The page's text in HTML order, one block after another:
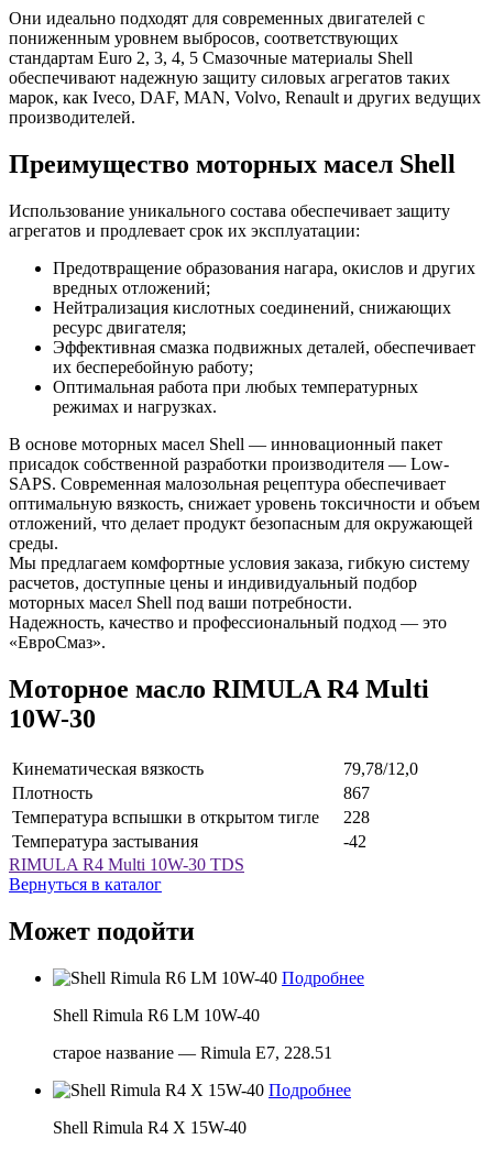
Они идеально подходят для современных двигателей с
пониженным уровнем выбросов, соответствующих
стандартам Euro 2, 3, 4, 5 Смазочные материалы Shell
обеспечивают надежную защиту силовых агрегатов таких
марок, как Iveco, DAF, MAN, Volvo, Renault и других ведущих
производителей.
Преимущество моторных масел Shell
Использование уникального состава обеспечивает защиту
агрегатов и продлевает срок их эксплуатации:
Предотвращение образования нагара, окислов и других
вредных отложений;
Нейтрализация кислотных соединений, снижающих
ресурс двигателя;
Эффективная смазка подвижных деталей, обеспечивает
их бесперебойную работу;
Оптимальная работа при любых температурных
режимах и нагрузках.
В основе моторных масел Shell — инновационный пакет
присадок собственной разработки производителя — Low-
SAPS. Современная малозольная рецептура обеспечивает
оптимальную вязкость, снижает уровень токсичности и объем
отложений, что делает продукт безопасным для окружающей
среды.
Мы предлагаем комфортные условия заказа, гибкую систему
расчетов, доступные цены и индивидуальный подбор
моторных масел Shell под ваши потребности.
Надежность, качество и профессиональный подход — это
«ЕвроСмаз».
Моторное масло RIMULA R4 Multi
10W-30
Кинематическая вязкость
79,78/12,0
Плотность
867
Температура вспышки в открытом тигле
228
Температура застывания
-42
RIMULA R4 Multi 10W-30 TDS
Вернуться в каталог
Может подойти
Подробнее
Shell Rimula R6 LM 10W-40
старое название — Rimula E7, 228.51
Подробнее
Shell Rimula R4 X 15W-40